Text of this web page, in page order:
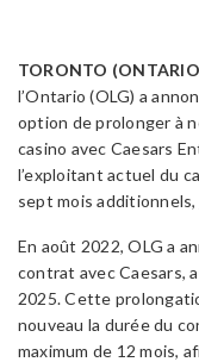
TORONTO
l’Ontario (OLG) a
option de prolonger à
casino avec Caesars
l’exploitant actuel du
sept mois additionnels,
En août 2022, OLG a
contrat avec Caesars,
2025. Cette
nouveau la durée du
maximum de 12 mois,